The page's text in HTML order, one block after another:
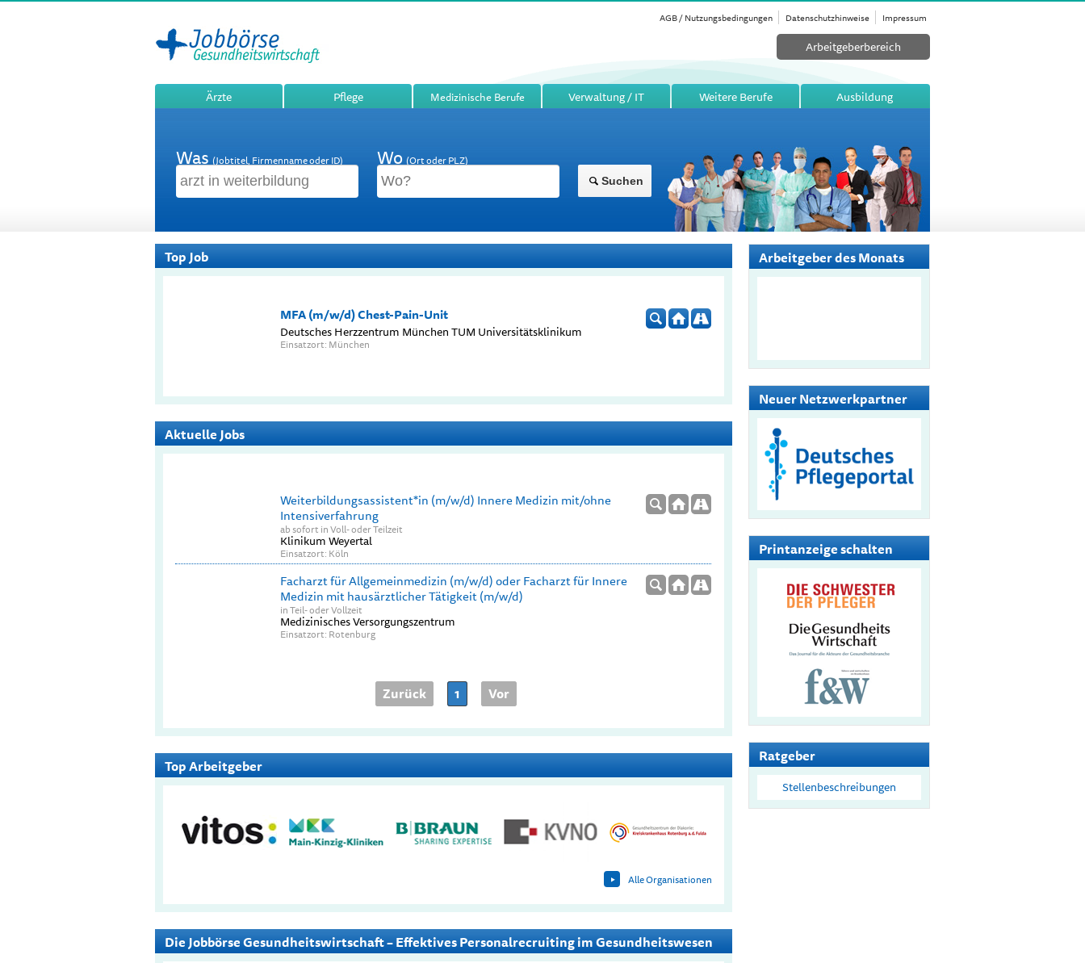
AGB / Nutzungsbedingungen Datenschutzhinweise Impressum
Ärzte Pflege Medizinische Berufe Verwaltung / IT Weitere Berufe Ausbildung
Arbeitgeberbereich
Was(Jobtitel, Firmenname oder ID) Wo(Ort oder PLZ)
Suchen
Top Job
MFA (m/w/d) Chest-Pain-Unit
Deutsches Herzzentrum München TUM Universitätsklinikum
Einsatzort: München
Aktuelle Jobs
Weiterbildungsassistent*in (m/w/d) Innere Medizin mit/ohne
Intensiverfahrung
ab sofort in Voll- oder Teilzeit
Klinikum Weyertal
Einsatzort: Köln
Facharzt für Allgemeinmedizin (m/w/d) oder Facharzt für Innere
Medizin mit hausärztlicher Tätigkeit (m/w/d)
in Teil- oder Vollzeit
Medizinisches Versorgungszentrum
Einsatzort: Rotenburg
Zurück 1 Vor
Top Arbeitgeber
Alle Organisationen
Die Jobbörse Gesundheitswirtschaft – Effektives Personalrecruiting im Gesundheitswesen
Arbeitgeber des Monats
Neuer Netzwerkpartner
Printanzeige schalten
Ratgeber
Stellenbeschreibungen